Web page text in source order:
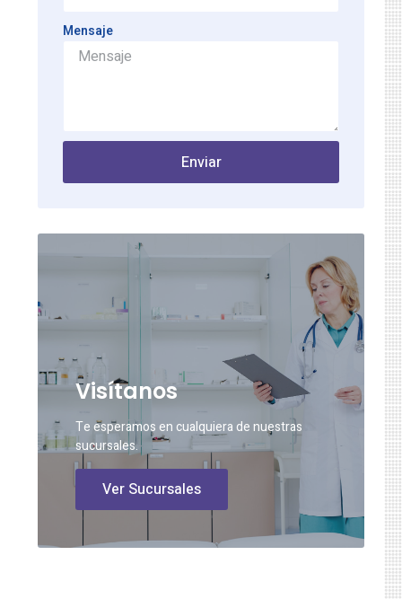
Mensaje
Enviar
Visítanos
Te esperamos en cualquiera de nuestras
sucursales.
Ver Sucursales